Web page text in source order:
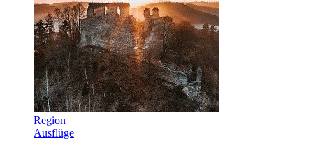
Region
Ausflüge